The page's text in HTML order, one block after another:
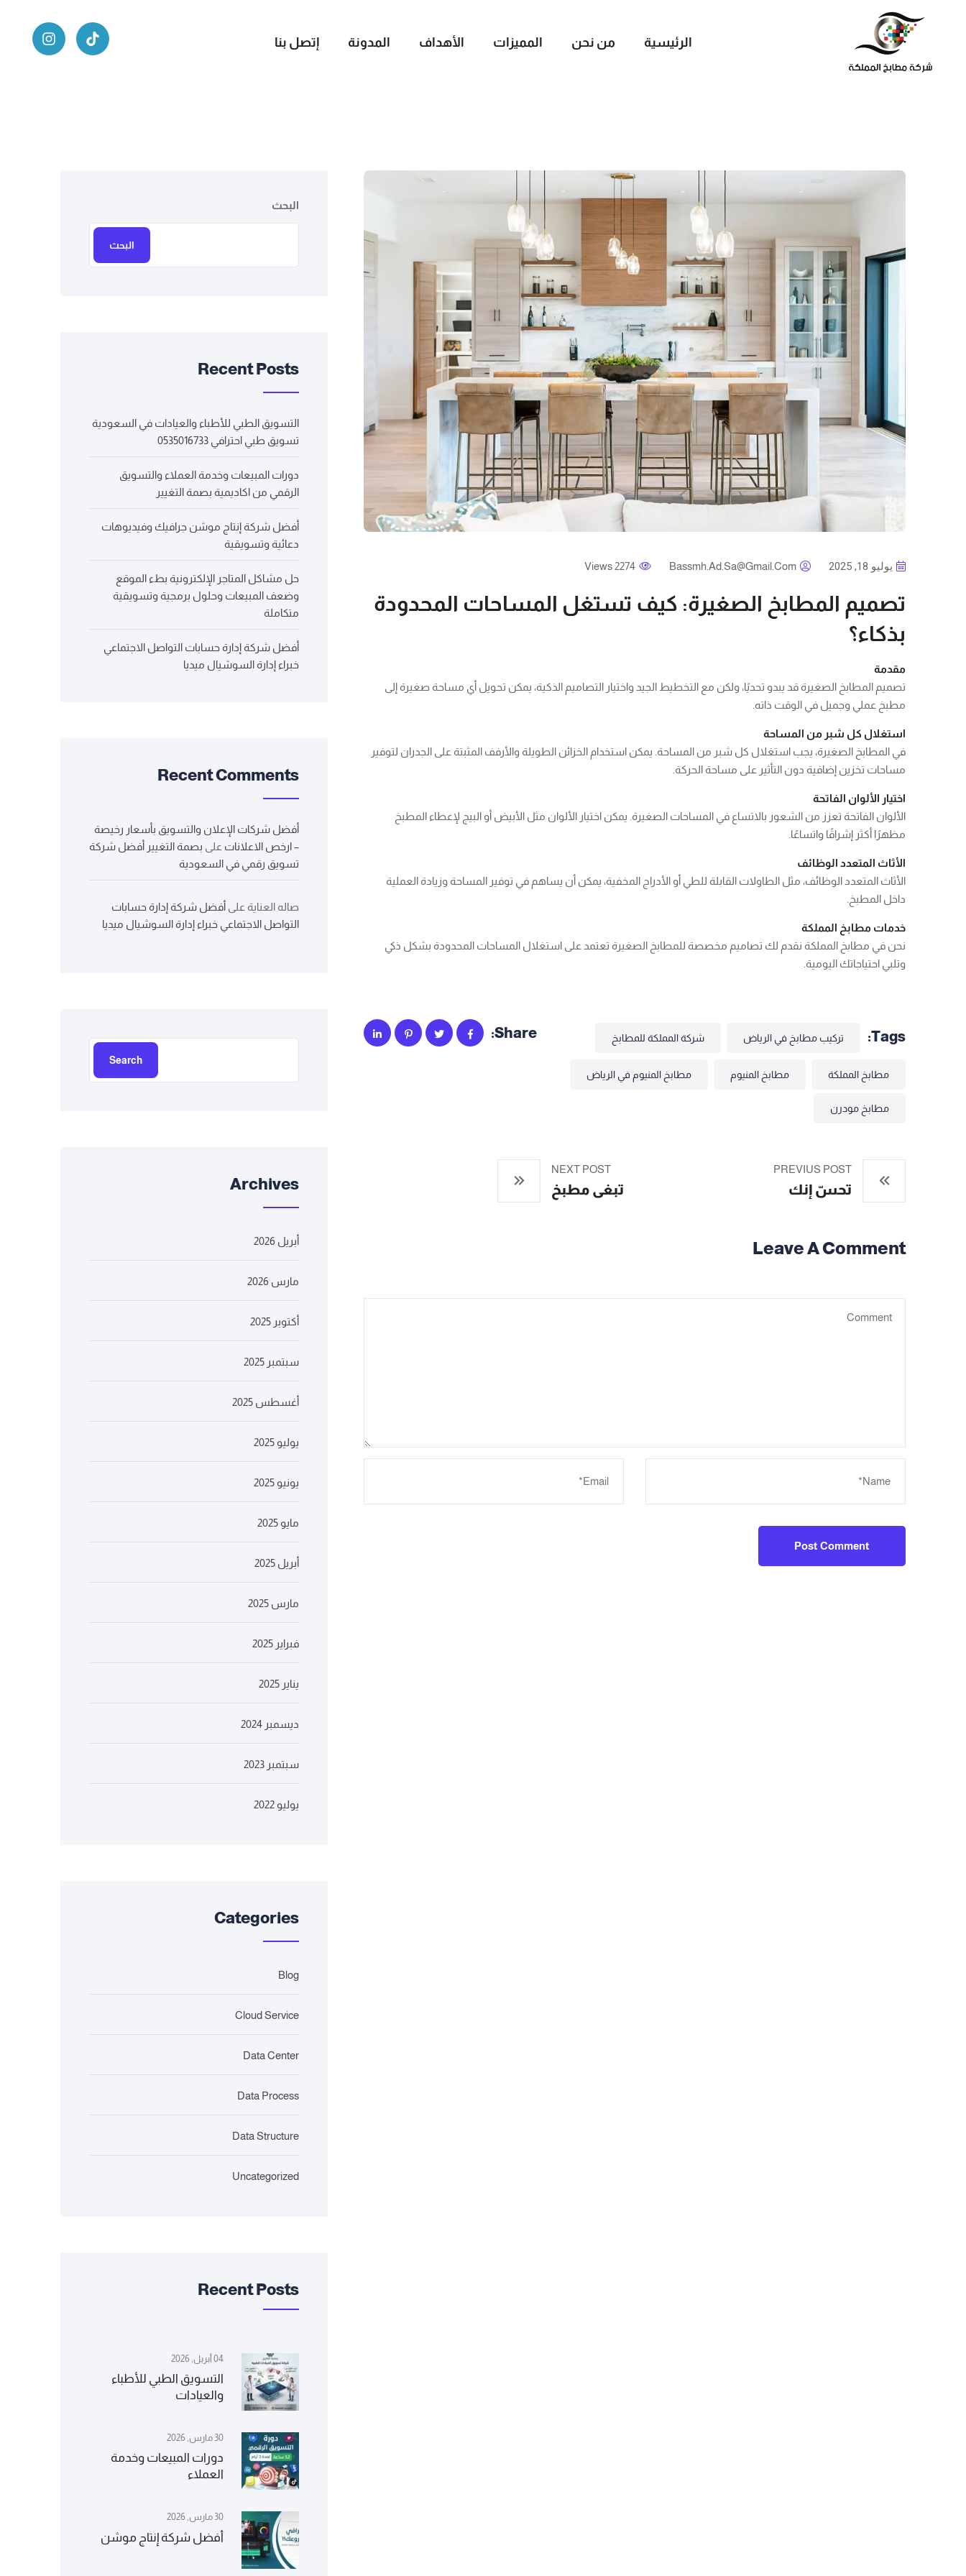
الرئيسية من نحن المميزات الأهداف المدونة إتصل بنا
يوليو 18, 2025 Bassmh.ad.sa@gmail.com
2274 Views
تصميم المطابخ الصغيرة: كيف تستغل المساحات المحدودة
بذكاء؟
مقدمة
تصميم المطابخ الصغيرة قد يبدو تحديًا، ولكن مع التخطيط الجيد واختيار التصاميم الذكية، يمكن تحويل أي مساحة صغيرة إلى
مطبخ عملي وجميل في الوقت ذاته.
استغلال كل شبر من المساحة
في المطابخ الصغيرة، يجب استغلال كل شبر من المساحة. يمكن استخدام الخزائن الطويلة والأرفف المثبتة على الجدران لتوفير
مساحات تخزين إضافية دون التأثير على مساحة الحركة.
اختيار الألوان الفاتحة
الألوان الفاتحة تعزز من الشعور بالاتساع في المساحات الصغيرة. يمكن اختيار الألوان مثل الأبيض أو البيج لإعطاء المطبخ
مظهرًا أكثر إشراقًا واتساعًا.
الأثاث المتعدد الوظائف
الأثاث المتعدد الوظائف، مثل الطاولات القابلة للطي أو الأدراج المخفية، يمكن أن يساهم في توفير المساحة وزيادة العملية
داخل المطبخ.
خدمات مطابخ المملكة
نحن في مطابخ المملكة نقدم لك تصاميم مخصصة للمطابخ الصغيرة تعتمد على استغلال المساحات المحدودة بشكل ذكي
وتلبي احتياجاتك اليومية.
Tags: تركيب مطابخ في الرياض شركة المملكة للمطابخ
مطابخ المملكة مطابخ المنيوم مطابخ المنيوم في الرياض
مطابخ مودرن
Share:
PREVIUS POST
تحسّ إنك
NEXT POST
تبغى مطبخ
Leave A Comment
Post Comment
البحث
البحث
Recent Posts
التسويق الطبي للأطباء والعيادات في السعودية
تسويق طبي احترافي 0535016733
دورات المبيعات وخدمة العملاء والتسويق
الرقمي من اكاديمية بصمة التغيير
أفضل شركة إنتاج موشن جرافيك وفيديوهات
دعائية وتسويقية
حل مشاكل المتاجر الإلكترونية بطء الموقع
وضعف المبيعات وحلول برمجية وتسويقية
متكاملة
أفضل شركة إدارة حسابات التواصل الاجتماعي
خبراء إدارة السوشيال ميديا
Recent Comments
أفضل شركات الإعلان والتسويق بأسعار رخيصة
– ارخص الاعلانات على بصمة التغيير أفضل شركة
تسويق رقمي في السعودية
صاله العناية على أفضل شركة إدارة حسابات
التواصل الاجتماعي خبراء إدارة السوشيال ميديا
Search
Archives
أبريل 2026
مارس 2026
أكتوبر 2025
سبتمبر 2025
أغسطس 2025
يوليو 2025
يونيو 2025
مايو 2025
أبريل 2025
مارس 2025
فبراير 2025
يناير 2025
ديسمبر 2024
سبتمبر 2023
يوليو 2022
Categories
Blog
Cloud Service
Data Center
Data Process
Data Structure
Uncategorized
Recent Posts
04 أبريل, 2026
التسويق الطبي للأطباء
والعيادات
30 مارس, 2026
دورات المبيعات وخدمة
العملاء
30 مارس, 2026
أفضل شركة إنتاج موشن